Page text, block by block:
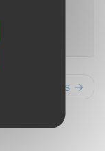
Suivants →